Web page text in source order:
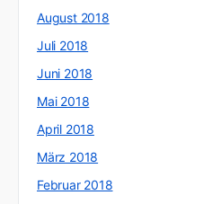
August 2018
Juli 2018
Juni 2018
Mai 2018
April 2018
März 2018
Februar 2018